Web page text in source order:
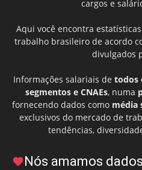
cargos e
Aqui você encontra
trabalho brasileiro de acordo
divulgados
Informações salariais de todos
segmentos e CNAEs, numa
fornecendo dados como média
exclusivos do mercado de
tendências,
Nós amamos